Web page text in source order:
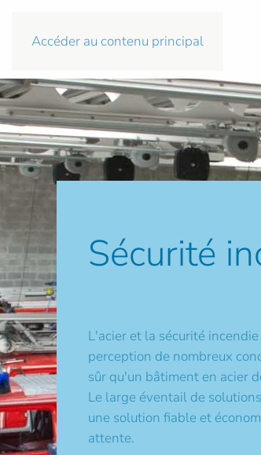
Accéder au contenu principal
Sécurité
L'acier et la sécurité
perception de nombreux
sûr qu'un bâtiment en acier
Le large éventail de
une solution fiable et
attente.